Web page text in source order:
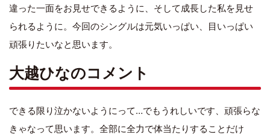
違った一面をお見せできるように、そして成長した私を見せ
られるように。今回のシングルは元気いっぱい、目いっぱい
頑張りたいなと思います。
大越ひなのコメント
できる限り泣かないようにって…でもうれしいです、頑張らな
きゃなって思います。全部に全力で体当たりすることだけ